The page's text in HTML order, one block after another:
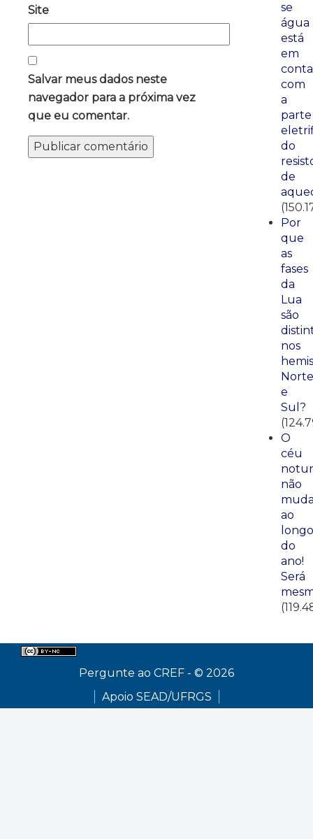
Site
Salvar meus dados neste
navegador para a próxima vez
que eu comentar.
se
água
está
em
com
a
parte
do
de
Por
que
as
fases
da
Lua
são
nos
Norte
e
Sul?
O
céu
não
ao
longo
do
ano!
Será
Pergunte ao CREF - © 2026
Apoio SEAD/UFRGS